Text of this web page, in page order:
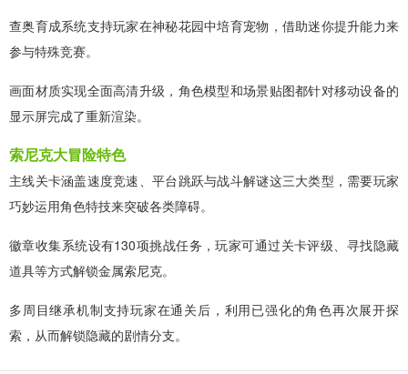
查奥育成系统支持玩家在神秘花园中培育宠物，借助迷你提升能力来
参与特殊竞赛。
画面材质实现全面高清升级，角色模型和场景贴图都针对移动设备的
显示屏完成了重新渲染。
索尼克大冒险特色
主线关卡涵盖速度竞速、平台跳跃与战斗解谜这三大类型，需要玩家
巧妙运用角色特技来突破各类障碍。
徽章收集系统设有130项挑战任务，玩家可通过关卡评级、寻找隐藏
道具等方式解锁金属索尼克。
多周目继承机制支持玩家在通关后，利用已强化的角色再次展开探
索，从而解锁隐藏的剧情分支。